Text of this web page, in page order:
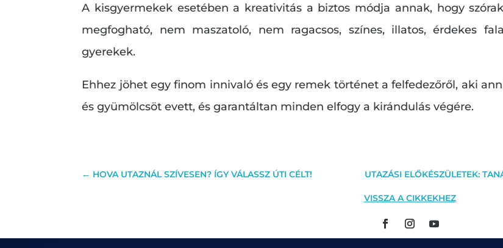
A kisgyermekek esetében a kreativitás a biztos módja annak, hogy
megfogható, nem maszatoló, nem ragacsos, színes, illatos, érdekes
gyerekek.
Ehhez jöhet egy finom innivaló és egy remek történet a felfedezőről, aki
és gyümölcsöt evett, és garantáltan minden elfogy a kirándulás végére.
← HOVA UTAZNÁL SZÍVESEN? ÍGY VÁLASSZ ÚTI CÉLT! UTAZÁSI ELŐKÉSZÜLETEK:
VISSZA A CIKKEKHEZ